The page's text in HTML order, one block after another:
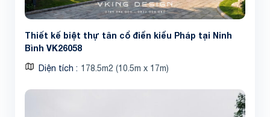
Thiết kế biệt thự tân cổ điển kiểu Pháp tại Ninh
Bình VK26058
Diện tích 178.5m2 (10.5m x 17m)